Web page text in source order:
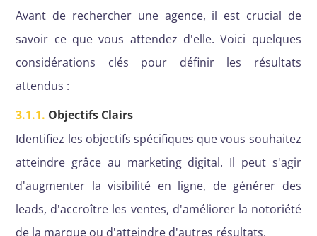
Avant de rechercher une agence, il est crucial de
savoir ce que vous attendez d'elle. Voici quelques
considérations clés pour définir les résultats
attendus :
3.1.1. Objectifs Clairs
Identifiez les objectifs spécifiques que vous souhaitez
atteindre grâce au marketing digital. Il peut s'agir
d'augmenter la visibilité en ligne, de générer des
leads, d'accroître les ventes, d'améliorer la notoriété
de la marque ou d'atteindre d'autres résultats.